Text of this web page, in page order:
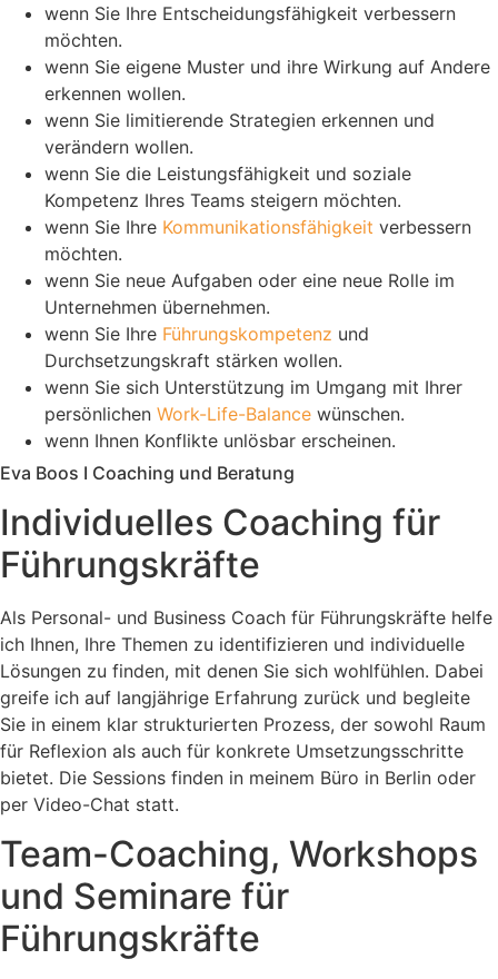
wenn Sie Ihre Entscheidungsfähigkeit verbessern
möchten.
wenn Sie eigene Muster und ihre Wirkung auf Andere
erkennen wollen.
wenn Sie limitierende Strategien erkennen und
verändern wollen.
wenn Sie die Leistungsfähigkeit und soziale
Kompetenz Ihres Teams steigern möchten.
wenn Sie Ihre Kommunikationsfähigkeit verbessern
möchten.
wenn Sie neue Aufgaben oder eine neue Rolle im
Unternehmen übernehmen.
wenn Sie Ihre Führungskompetenz und
Durchsetzungskraft stärken wollen.
wenn Sie sich Unterstützung im Umgang mit Ihrer
persönlichen Work-Life-Balance wünschen.
wenn Ihnen Konflikte unlösbar erscheinen.
Eva Boos I Coaching und Beratung
Individuelles Coaching für
Führungskräfte
Als Personal- und Business Coach für Führungskräfte helfe
ich Ihnen, Ihre Themen zu identifizieren und individuelle
Lösungen zu finden, mit denen Sie sich wohlfühlen. Dabei
greife ich auf langjährige Erfahrung zurück und begleite
Sie in einem klar strukturierten Prozess, der sowohl Raum
für Reflexion als auch für konkrete Umsetzungsschritte
bietet. Die Sessions finden in meinem Büro in Berlin oder
per Video-Chat statt.
Team-Coaching, Workshops
und Seminare für
Führungskräfte